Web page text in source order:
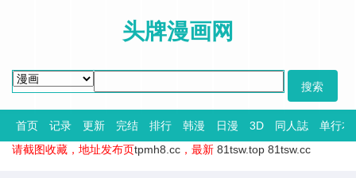
头牌漫画网
首页 记录 更新 完结 排行 韩漫 日漫 3D 同人誌
单行本
请截图收藏，地址发布页tpmh8.cc ，最新 81tsw.top 81tsw.cc